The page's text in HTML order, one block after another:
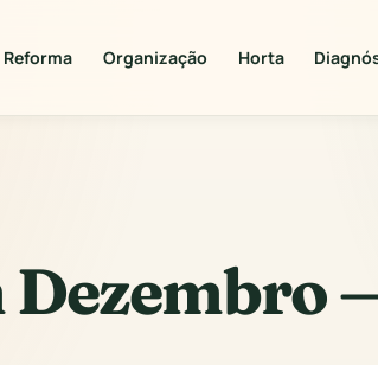
Reforma Organização Horta
Dezembro